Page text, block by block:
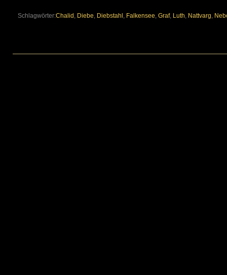
Schlagwörter:Chalid , Diebe, Diebstahl , Falkensee, Graf, Luth, Nattvarg,